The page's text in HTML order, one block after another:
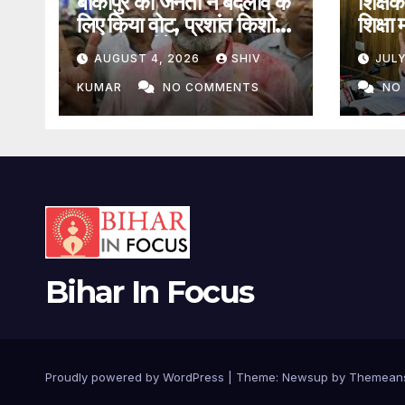
लिए किया वोट, प्रशांत किशोर
उपचुनाव जीते
AUGUST 4, 2026 SHIV
KUMAR NO COMMENTS
कहा-
NO
Bihar In Focus
Proudly powered by WordPress Theme: Newsup by